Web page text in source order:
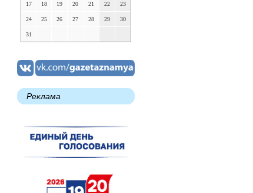
17 18 19 20 21 22 23
24 25 26 27 28 29 30
31
Реклама